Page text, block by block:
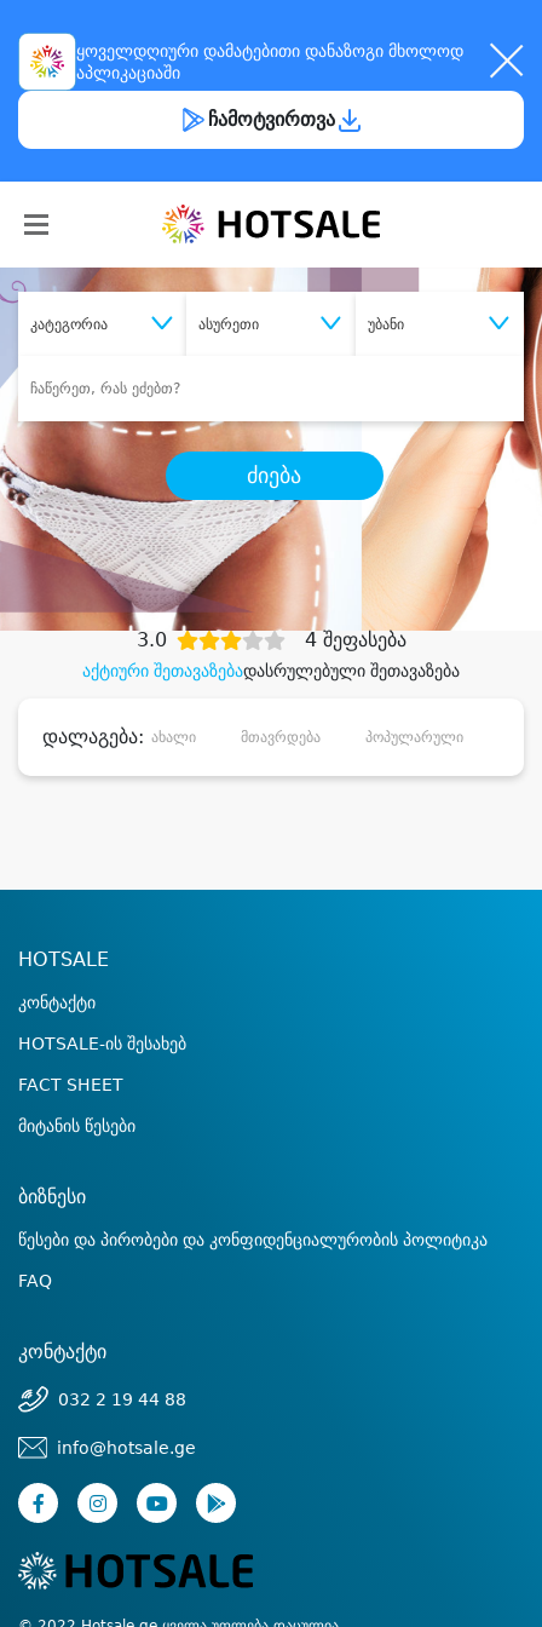
ყოველდღიური დამატებითი დანაზოგი მხოლოდ
აპლიკაციაში
ჩამოტვირთვა
კატეგორია ასურეთი უბანი
ძიება
შეიძინესასურველი მომსახურება
დიდი დანაზოგით
აქტიური შეთავაზებადასრულებული შეთავაზება
3.0 4 შეფასება
დალაგება: ახალი მთავრდება პოპულარული
HOTSALE
კონტაქტი
HOTSALE-ის შესახებ
FACT SHEET
მიტანის წესები
ბიზნესი
წესები და პირობები და კონფიდენციალურობის პოლიტიკა
FAQ
კონტაქტი
032 2 19 44 88
info@hotsale.ge